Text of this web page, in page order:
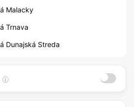
Malacky
Trnava
Dunajská Streda